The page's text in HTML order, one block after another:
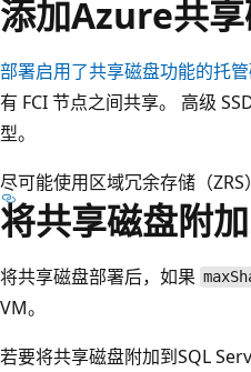
添加Azure共
部署启用了共享磁盘功能的托
有 FCI 节点之间共享。 高级
型。
尽可能使用区域冗余存储（ZRS
将共享磁盘附
将共享磁盘部署后，如果
VM。
若要将共享磁盘附加到SQL